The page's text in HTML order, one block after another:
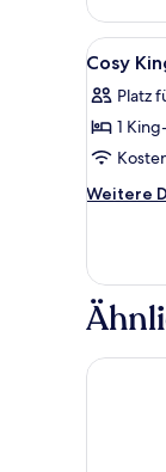
4
Alle
Fotos
für
Cosy
King
room
2
Cosy
Platz
1
Weitere
Weitere
King
room
The